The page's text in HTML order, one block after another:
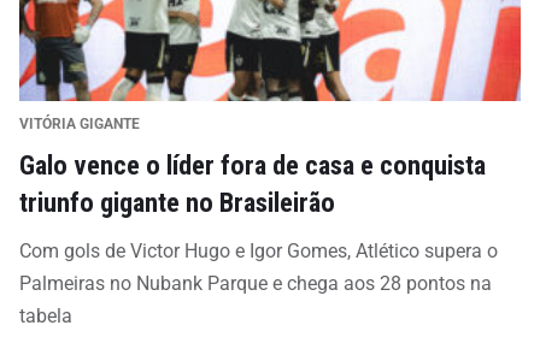
VITÓRIA GIGANTE
Galo vence o líder fora de casa e conquista
triunfo gigante no Brasileirão
Com gols de Victor Hugo e Igor Gomes, Atlético supera o
Palmeiras no Nubank Parque e chega aos 28 pontos na
tabela